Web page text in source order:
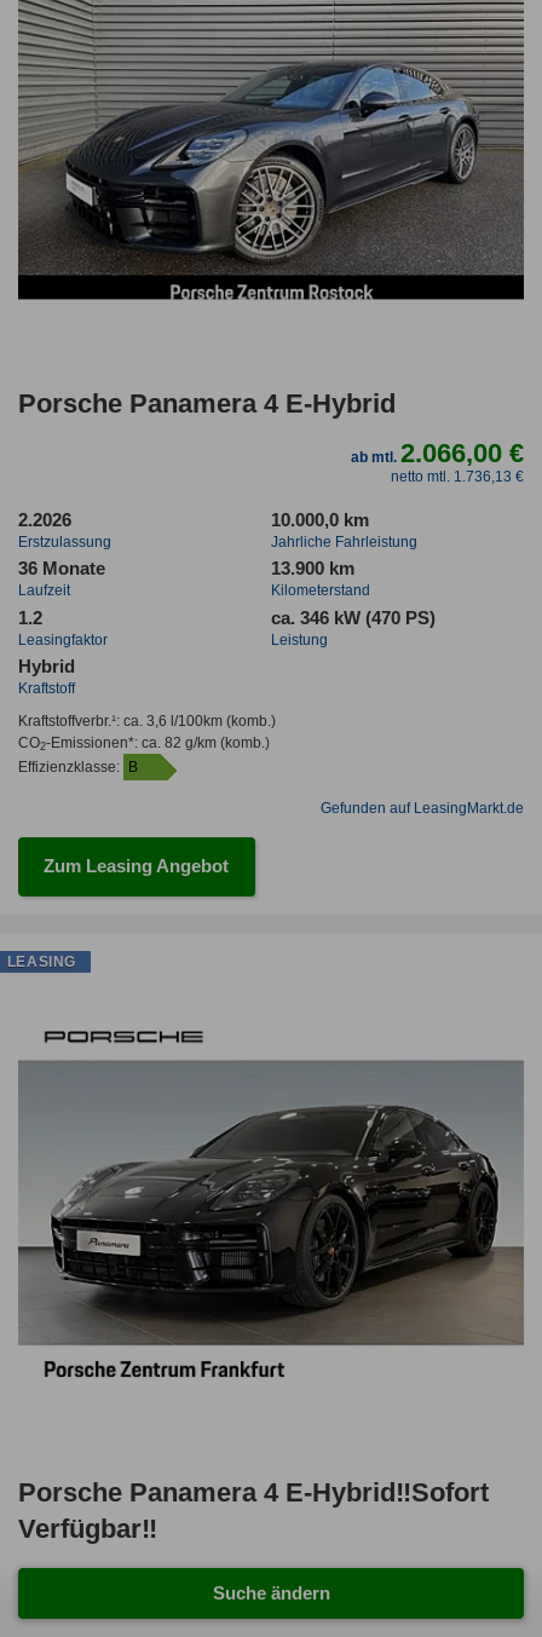
Porsche Panamera 4 E-Hybrid
ab mtl.2.066,00 €
netto mtl. 1.736,13 €
2.2026
Erstzulassung
10.000,0 km
Jahrliche Fahrleistung
36 Monate
Laufzeit
13.900 km
Kilometerstand
1.2
Leasingfaktor
ca. 346 kW (470 PS)
Leistung
Hybrid
Kraftstoff
Kraftstoffverbr.¹: ca. 3,6 l/100km(komb.)
CO2-Emissionen*: ca. 82 g/km(komb.)
Effizienzklasse: B
Gefunden auf LeasingMarkt.de
Zum Leasing Angebot
Porsche Panamera 4 E-Hybrid‼️Sofort
Verfügbar‼️
2.155,00 €
LEASING
Suche ändern